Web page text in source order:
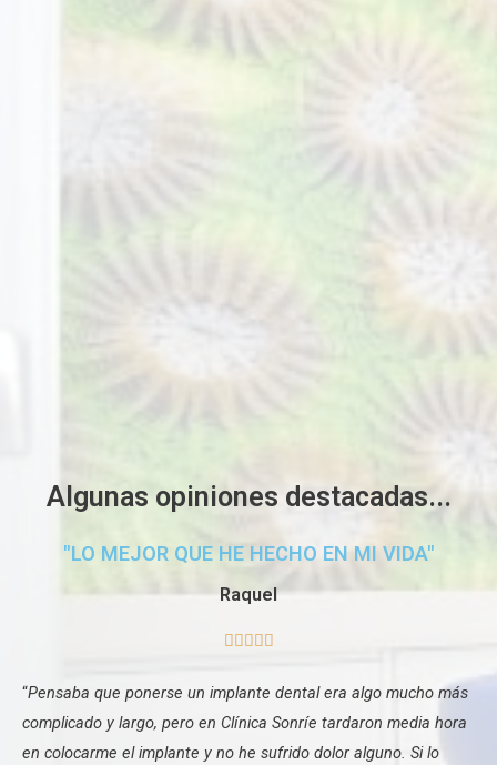
Algunas opiniones destacadas...
"LO MEJOR QUE HE HECHO EN MI VIDA"
Raquel
    
“Pensaba que ponerse un implante dental era algo mucho más
complicado y largo, pero en Clínica Sonríe tardaron media hora
en colocarme el implante y no he sufrido dolor alguno. Si lo